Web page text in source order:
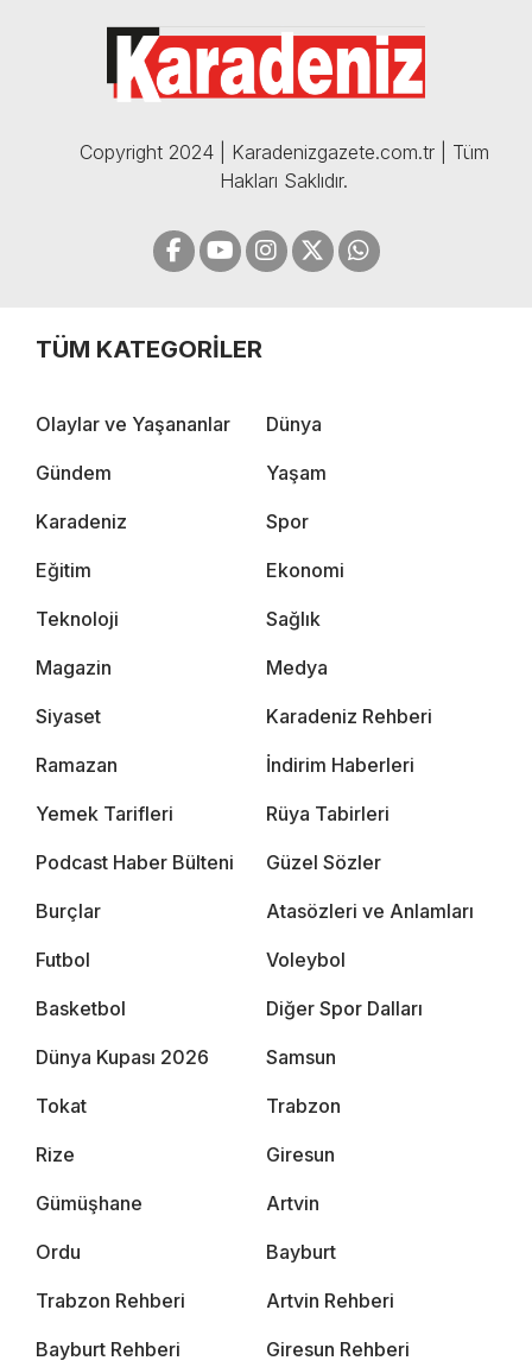
05.12.2024
Copyright 2024 | Karadenizgazete.com.tr | Tüm
Hakları Saklıdır.
TÜM KATEGORİLER
Olaylar ve Yaşananlar Dünya
Gündem Yaşam
Karadeniz Spor
Eğitim Ekonomi
Teknoloji Sağlık
Magazin Medya
Siyaset Karadeniz Rehberi
Ramazan İndirim Haberleri
Yemek Tarifleri Rüya Tabirleri
Podcast Haber Bülteni Güzel Sözler
Burçlar Atasözleri ve Anlamları
Futbol Voleybol
Basketbol Diğer Spor Dalları
Dünya Kupası 2026 Samsun
Tokat Trabzon
Rize Giresun
Gümüşhane Artvin
Ordu Bayburt
Trabzon Rehberi Artvin Rehberi
Bayburt Rehberi Giresun Rehberi